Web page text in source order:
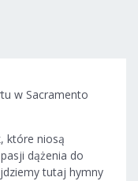
w Sacramento
które niosą
dążenia do
tutaj hymny